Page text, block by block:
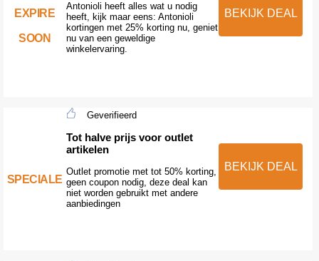
EXPIRE
SOON
Antonioli heeft alles wat u nodig
heeft, kijk maar eens: Antonioli
kortingen met 25% korting nu, geniet
nu van een geweldige
winkelervaring.
BEKIJK DEAL
SPECIALE
Geverifieerd
Tot halve prijs voor outlet
artikelen
Outlet promotie met tot 50% korting,
geen coupon nodig, deze deal kan
niet worden gebruikt met andere
aanbiedingen
BEKIJK DEAL